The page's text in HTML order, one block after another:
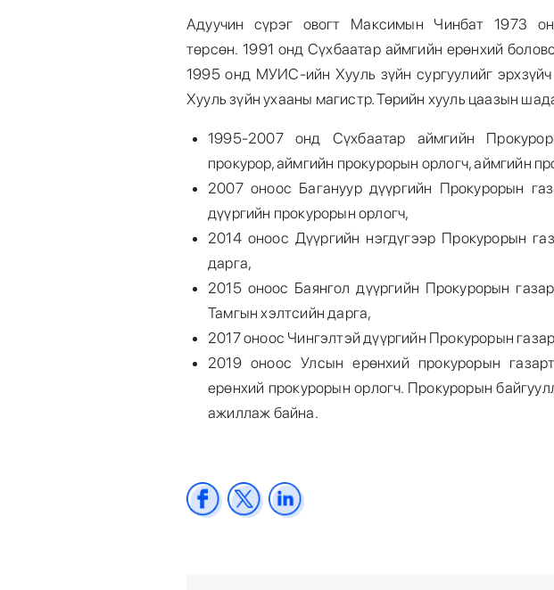
Адуучин сүрэг овогт Максимын Чинбат 1973
төрсөн. 1991 онд Сүхбаатар аймгийн ерөнхий
1995 онд МУИС-ийн Хууль зүйн сургуулийг
Хууль зүйн ухааны магистр. Төрийн хууль цаазын
1995-2007 онд Сүхбаатар аймгийн
прокурор, аймгийн прокурорын орлогч, аймгийн
2007 оноос Багануур дүүргийн Прокурорын
дүүргийн прокурорын орлогч,
2014 оноос Дүүргийн нэгдүгээр Прокурорын
дарга,
2015 оноос Баянгол дүүргийн Прокурорын
Тамгын хэлтсийн дарга,
2017 оноос Чингэлтэй дүүргийн Прокурорын
2019 оноос Улсын ерөнхий прокурорын
ерөнхий прокурорын орлогч. Прокурорын
ажиллаж байна.